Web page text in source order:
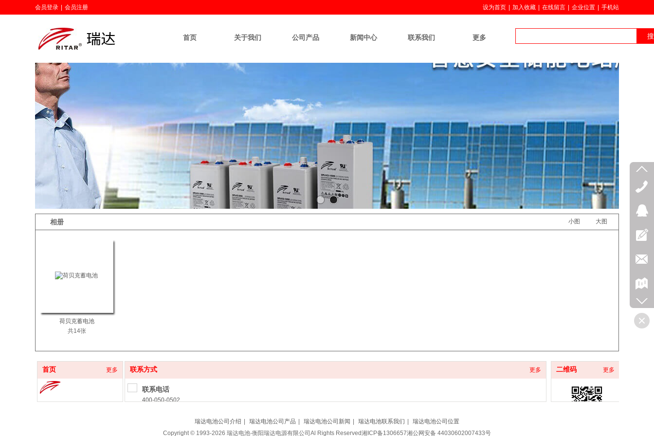
首页 关于我们 公司产品 新闻中心 联系我们 更多
会员登录 会员注册 设为首页 加入收藏 在线留言 企业位置 手机站
相册 小图 大图
荷贝克蓄电池
共14张
首页 更多 联系方式 更多
联系电话
400-050-0502
chinabatterypower@163.com
二维码 更多
瑞达电池公司介绍 瑞达电池公司产品 瑞达电池公司新闻 瑞达电池联系我们
瑞达电池公司位置
Copyright © 1993-2026 瑞达电池-衡阳瑞达电源有限公司Al Rights Reserved湘 ICP备1306657湘公网安备 44030602007433号